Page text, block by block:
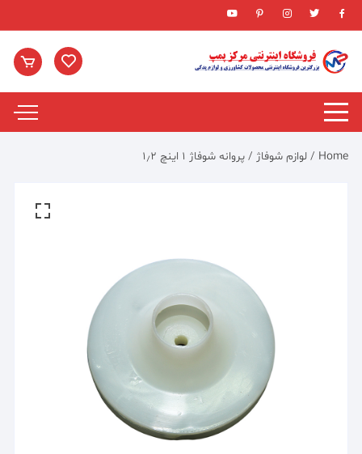
Skip
to
content
Home
/لوازم شوفاژ / پروانه شوفاژ ۱ اینچ ۱٫۲